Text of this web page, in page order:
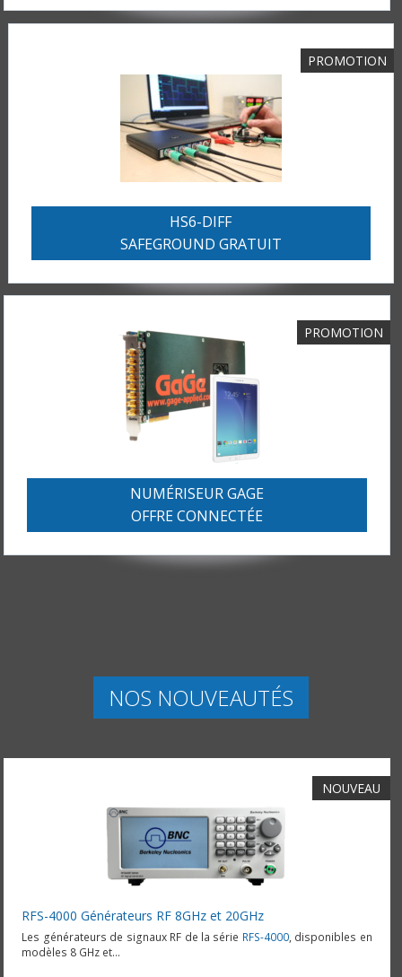
PROMOTION
HS6-DIFF
SAFEGROUND GRATUIT
PROMOTION
NUMÉRISEUR GAGE
OFFRE CONNECTÉE
NOS NOUVEAUTÉS
NOUVEAU
RFS-4000 Générateurs RF 8GHz et 20GHz
Les générateurs de signaux RF de la série RFS-4000, disponibles en
modèles 8 GHz et...